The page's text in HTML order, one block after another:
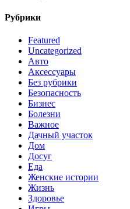
Рубрики
Featured
Uncategorized
Авто
Аксессуары
Без рубрики
Безопасность
Бизнес
Болезни
Важное
Дачный участок
Дом
Досуг
Еда
Женские истории
Жизнь
Здоровье